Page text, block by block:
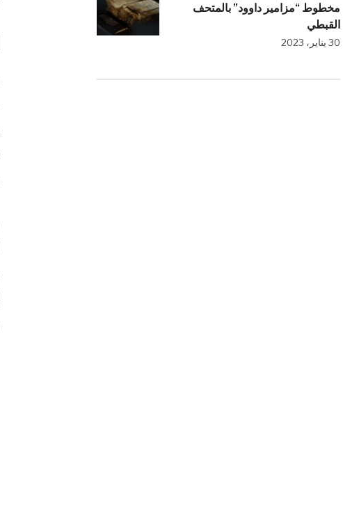
مخطوط “مزامير داوود” بالمتحف
القبطي
30 يناير، 2023